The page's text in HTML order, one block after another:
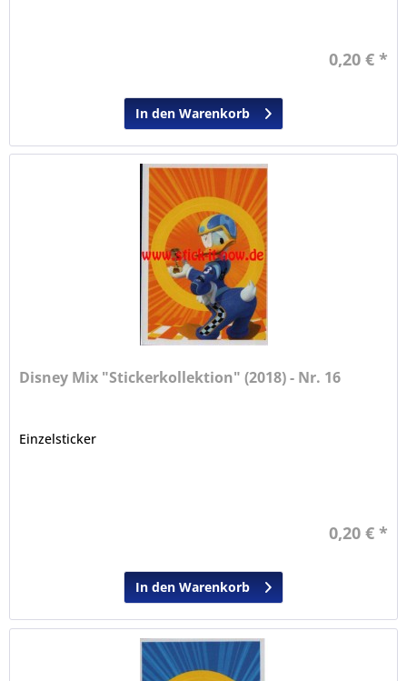
0,20 € *
In den Warenkorb
Disney Mix "Stickerkollektion" (2018) - Nr. 16
Einzelsticker
0,20 € *
In den Warenkorb